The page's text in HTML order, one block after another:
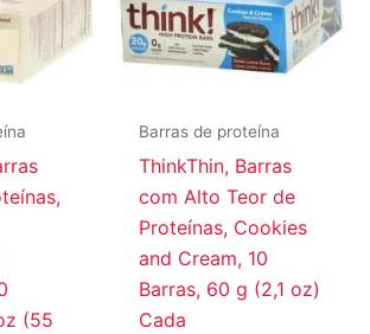
(55
Barras de proteína
ThinkThin, Barras
com Alto Teor de
Proteínas, Cookies
and Cream, 10
Barras, 60 g (2,1 oz)
Cada